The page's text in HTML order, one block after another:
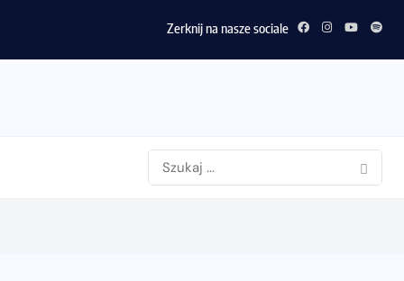
Zerknij na nasze sociale